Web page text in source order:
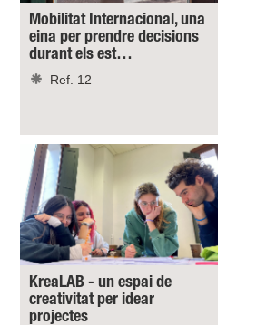
Mobilitat Internacional, una
eina per prendre decisions
durant els est…
Ref. 12
KreaLAB - un espai de
creativitat per idear
projectes